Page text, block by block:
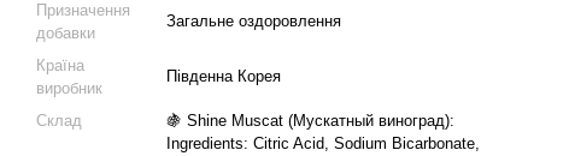
Призначення
добавки
Загальне оздоровлення
Країна
виробник
Південна Корея
Склад
🍇 Shine Muscat (Мускатный виноград):
Ingredients: Citric Acid, Sodium Bicarbonate,